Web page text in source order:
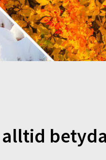
alltid betyda